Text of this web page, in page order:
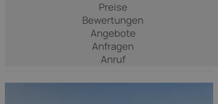
Preise
Bewertungen
Angebote
Anfragen
Anruf